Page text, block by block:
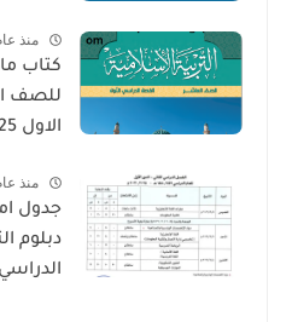
منذ
كتاب
للصف
الاول 2025-2026
منذ
جدول
دبلوم
الدراسي